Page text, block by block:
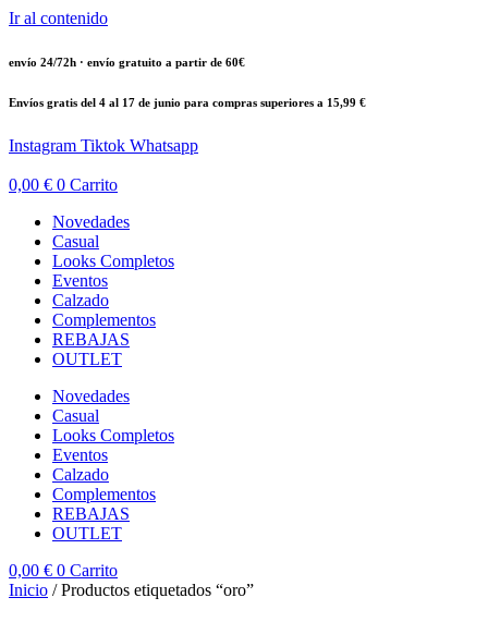
Ir al contenido
envío 24/72h · envío gratuito a partir de 60€
Envíos gratis del 4 al 17 de junio para compras superiores a 15,99 €
Instagram Tiktok Whatsapp
0,00 € 0 Carrito
Novedades
Casual
Looks Completos
Eventos
Calzado
Complementos
REBAJAS
OUTLET
Novedades
Casual
Looks Completos
Eventos
Calzado
Complementos
REBAJAS
OUTLET
0,00 € 0 Carrito
Inicio / Productos etiquetados “oro”